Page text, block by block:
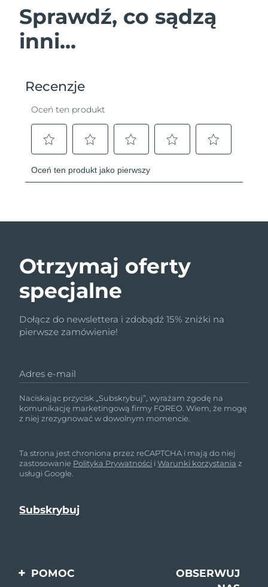
Sprawdź, co sądzą
inni...
Otrzymaj oferty
specjalne
Dołącz do newslettera i zdobądź 15% zniżki na
pierwsze zamówienie!
Adres e-mail
Naciskając przycisk „Subskrybuj”, wyrażam zgodę na
komunikację marketingową firmy FOREO. Wiem, że mogę
z niej zrezygnować w dowolnym momencie.
Ta strona jest chroniona przez reCAPTCHA i mają do niej
zastosowanie Polityka Prywatności iWarunki korzystania z
usługi Google.
POMOC
OBSERWUJ